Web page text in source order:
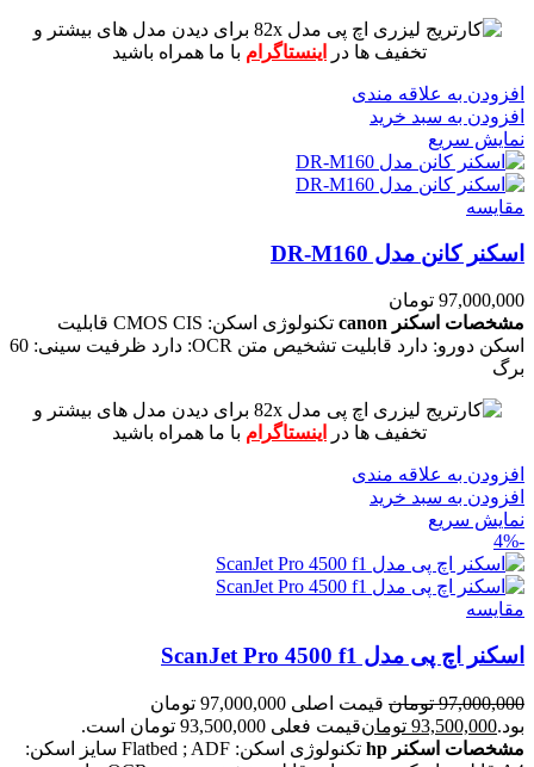
برای دیدن مدل های بیشتر و
تخفیف ها در
اینستاگرام با ما همراه باشید
افزودن به علاقه مندی
افزودن به سبد خرید
نمایش سریع
مقايسه
اسکنر کانن مدل DR-M160
97,000,000 تومان
مشخصات اسکنر canon
تکنولوژی اسکن: CMOS CIS
قابلیت
اسکن دورو: دارد قابلیت تشخیص متن OCR: دارد
ظرفیت سینی: 60
برگ
برای دیدن مدل های بیشتر و
تخفیف ها در
اینستاگرام با ما همراه باشید
افزودن به علاقه مندی
افزودن به سبد خرید
نمایش سریع
-4%
مقايسه
اسکنر اچ پی مدل ScanJet Pro 4500 f1
97,000,000 تومان
قیمت اصلی 97,000,000 تومان
بود.93,500,000 تومانقیمت فعلی 93,500,000 تومان است.
مشخصات اسکنر hp
تکنولوژی اسکن: Flatbed ; ADF
سایز اسکن: